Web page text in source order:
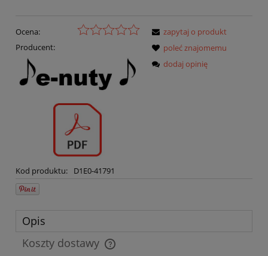
Ocena:
Producent:
Kod produktu: D1E0-41791
zapytaj o produkt
poleć znajomemu
dodaj opinię
Opis
Koszty dostawy
Cena nie zawiera ewentualnych kosztów płatności